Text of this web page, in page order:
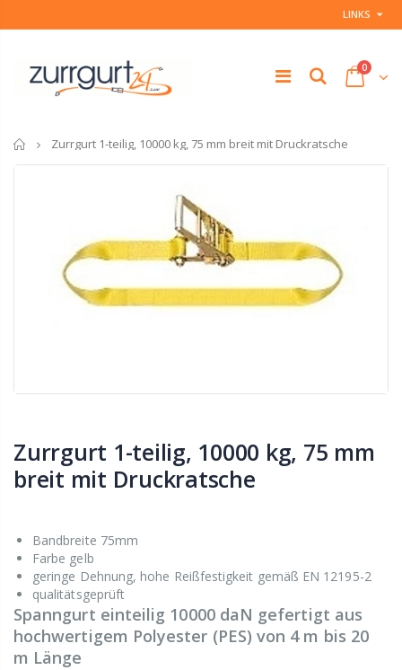
LINKS
0
Startseite
Zurrgurt 1-teilig, 10000 kg, 75 mm breit mit Druckratsche
Zurrgurt 1-teilig, 10000 kg, 75 mm
breit mit Druckratsche
Bandbreite 75mm
Farbe gelb
geringe Dehnung, hohe Reißfestigkeit gemäß EN 12195-2
qualitätsgeprüft
Spanngurt einteilig 10000 daN gefertigt aus
hochwertigem Polyester (PES) von 4 m bis 20
m Länge